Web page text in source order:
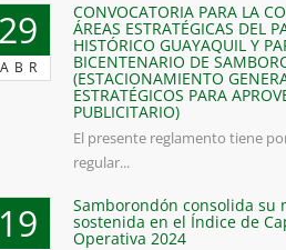
29
ABR
CONVOCATORIA PARA LA
ÁREAS ESTRATÉGICAS DEL
HISTÓRICO GUAYAQUIL Y
BICENTENARIO DE
(ESTACIONAMIENTO
ESTRATÉGICOS PARA
PUBLICITARIO)
El presente reglamento tiene
regular...
19 Samborondón consolida su
sostenida en el Índice de
Operativa 2024